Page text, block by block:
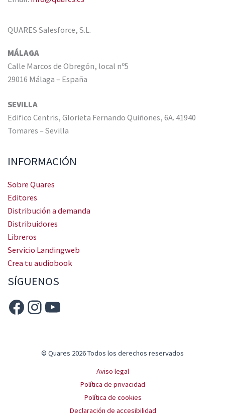
QUARES Salesforce, S.L.
MÁLAGA
Calle Marcos de Obregón, local nº5
29016 Málaga – España
SEVILLA
Edifico Centris, Glorieta Fernando Quiñones, 6A. 41940
Tomares – Sevilla
INFORMACIÓN
Sobre Quares
Editores
Distribución a demanda
Distribuidores
Libreros
Servicio Landingweb
Crea tu audiobook
SÍGUENOS
© Quares 2026 Todos los derechos reservados
Aviso legal
Política de privacidad
Política de cookies
Declaración de accesibilidad